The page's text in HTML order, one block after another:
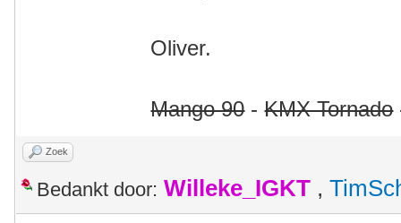
Oliver.
Mango 90-KMX Tornado
Zoek
Bedankt door: Willeke_IGKT ,